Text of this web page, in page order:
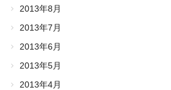
2013年8月
2013年7月
2013年6月
2013年5月
2013年4月